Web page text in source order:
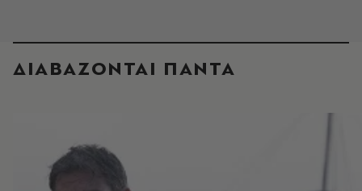
ΔΙΑΒΑΖΟΝΤΑΙ ΠΑΝΤΑ